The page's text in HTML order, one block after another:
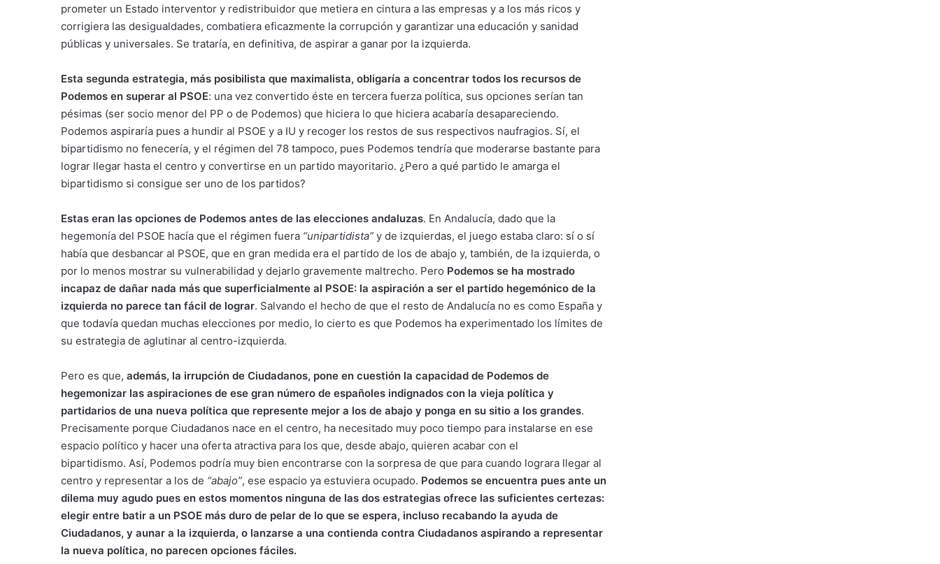
prometer un Estado interventor y redistribuidor que metiera en cintura a las empresas y a los más ricos y
corrigiera las desigualdades, combatiera eficazmente la corrupción y garantizar una educación y sanidad
públicas y universales. Se trataría, en definitiva, de aspirar a ganar por la izquierda.
Esta segunda estrategia, más posibilista que maximalista, obligaría a concentrar todos los recursos de
Podemos en superar al PSOE: una vez convertido éste en tercera fuerza política, sus opciones serían tan
pésimas (ser socio menor del PP o de Podemos) que hiciera lo que hiciera acabaría desapareciendo.
Podemos aspiraría pues a hundir al PSOE y a IU y recoger los restos de sus respectivos naufragios. Sí, el
bipartidismo no fenecería, y el régimen del 78 tampoco, pues Podemos tendría que moderarse bastante para
lograr llegar hasta el centro y convertirse en un partido mayoritario. ¿Pero a qué partido le amarga el
bipartidismo si consigue ser uno de los partidos?
Estas eran las opciones de Podemos antes de las elecciones andaluzas. En Andalucía, dado que la
hegemonía del PSOE hacía que el régimen fuera “unipartidista” y de izquierdas, el juego estaba claro: sí o sí
había que desbancar al PSOE, que en gran medida era el partido de los de abajo y, también, de la izquierda, o
por lo menos mostrar su vulnerabilidad y dejarlo gravemente maltrecho. Pero Podemos se ha mostrado
incapaz de dañar nada más que superficialmente al PSOE: la aspiración a ser el partido hegemónico de la
izquierda no parece tan fácil de lograr. Salvando el hecho de que el resto de Andalucía no es como España y
que todavía quedan muchas elecciones por medio, lo cierto es que Podemos ha experimentado los límites de
su estrategia de aglutinar al centro-izquierda.
Pero es que, además, la irrupción de Ciudadanos, pone en cuestión la capacidad de Podemos de
hegemonizar las aspiraciones de ese gran número de españoles indignados con la vieja política y
partidarios de una nueva política que represente mejor a los de abajo y ponga en su sitio a los grandes.
Precisamente porque Ciudadanos nace en el centro, ha necesitado muy poco tiempo para instalarse en ese
espacio político y hacer una oferta atractiva para los que, desde abajo, quieren acabar con el
bipartidismo. Así, Podemos podría muy bien encontrarse con la sorpresa de que para cuando lograra llegar al
centro y representar a los de “abajo”, ese espacio ya estuviera ocupado. Podemos se encuentra pues ante un
dilema muy agudo pues en estos momentos ninguna de las dos estrategias ofrece las suficientes certezas:
elegir entre batir a un PSOE más duro de pelar de lo que se espera, incluso recabando la ayuda de
Ciudadanos, y aunar a la izquierda, o lanzarse a una contienda contra Ciudadanos aspirando a representar
la nueva política, no parecen opciones fáciles.